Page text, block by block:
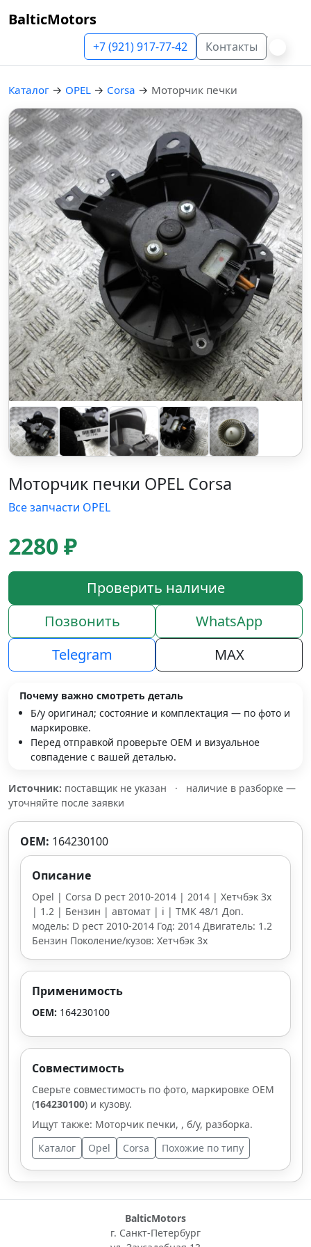
BalticMotors
+7 (921) 917-77-42 Контакты
Каталог → OPEL → Corsa → Моторчик печки
Моторчик печки OPEL Corsa
Все запчасти OPEL
2280 ₽
Проверить наличие
Позвонить
WhatsApp
Telegram
MAX
Почему важно смотреть деталь
Б/у оригинал; состояние и комплектация — по фото и
маркировке.
Перед отправкой проверьте OEM и визуальное
совпадение с вашей деталью.
Источник: поставщик не указан ·
наличие в разборке —
уточняйте после заявки
OEM: 164230100
Описание
Opel | Corsa D рест 2010-2014 | 2014 | Хетчбэк 3х
| 1.2 | Бензин | автомат | i | ТМК 48/1 Доп.
модель: D рест 2010-2014 Год: 2014 Двигатель: 1.2
Бензин Поколение/кузов: Хетчбэк 3х
Применимость
OEM: 164230100
Совместимость
Сверьте совместимость по фото, маркировке OEM
(164230100) и кузову.
Ищут также: Моторчик печки, , б/у, разборка.
Каталог
Opel Corsa Похожие по типу
BalticMotors
г. Санкт-Петербург